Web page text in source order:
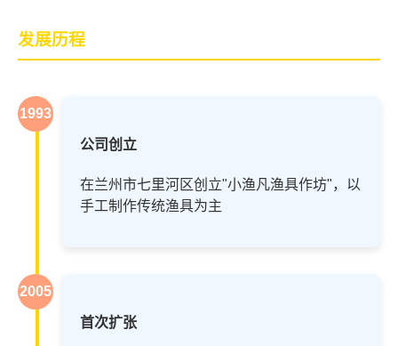
发展历程
1993
公司创立
在兰州市七里河区创立"小渔凡渔具作坊"，以
手工制作传统渔具为主
2005
首次扩张